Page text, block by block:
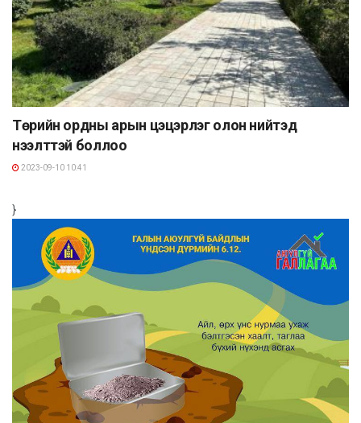
Төрийн ордны арын цэцэрлэг олон нийтэд
нээлттэй боллоо
2023-09-10 10:41
}